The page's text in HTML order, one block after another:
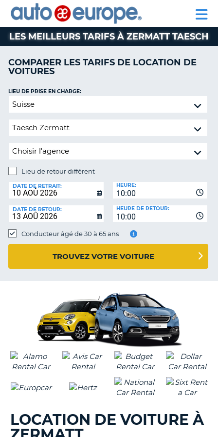
LOCATION
DE
VOITURES
CAMPING-
CAR
PARTENAIRE
SUPPORT
CLIENT
AUTO
EUROPE
LOCATION
DE
VOITURES
CAMPING-
PARTENAIRE
SUPPORT
COMPTE
MA
LANGUAGE
LES MEILLEURS TARIFS À ZERMATT TAESCH
COMPARER LES TARIFS DE LOCATION DE
VOITURES
Lieu
retour
LIEU DE PRISE EN CHARGE:
Lieu de retour différent
DE
RETOUR:
DATE DE RETRAIT:
10:00
HEURE:
DATE DE RETOUR:
10:00
HEURE DE RETOUR:
Conducteur âgé de 30 à 65 ans
TROUVEZ VOTRE VOITURE
LOCATION DE VOITURE À